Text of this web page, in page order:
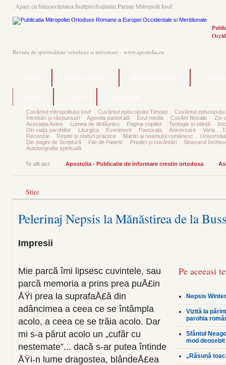
Apare cu binecuvântarea Înaltpresfinţitului Părinte Mitropolit Iosif
Revista de spiritualitate ortodoxa si informare - www.apostolia.eu
Cuvântul mitropolitului Iosif Cuvântul episcopului Timotei
Cuvântul episcopului
Întrebări și răspunsuri
Agenda pastorală Evul media Cuvânt filocalic
Zis-
Asociația Axios
Lumea de dinlăuntru Pagina copiilor Teologie și stiință
Din viața parohiilor
Liturgica Eveniment Pastorala Aniversare Varia
Recenzie
Rețete și sfaturi practice Martiri ai neamului românesc
Din pagini de Scriptură
File de Pateric Predici și cuvântări
Sinaxarul
Autobiografia spirituală
Te afli aici: Apostolia - Publicatie de informare crestin ortodoxa
Stire
Pelerinaj Nepsis la Mănăstirea de la
Impresii
Pe aceeasi
Nepsis
Vizită la
parohia
Sfântul
mod
„Răsună
Mie parcă îmi lipsesc cuvintele, sau
parcă memoria a prins prea puÅ£in
ÅŸi prea la suprafaÅ£ă din
adâncimea a ceea ce se întâmpla
acolo, a ceea ce se trăia acolo. Dar
mi s-a părut acolo un „cufăr cu
nestemate”... dacă s-ar putea întinde
ÅŸi-n lume dra­gostea, blândeÅ£ea